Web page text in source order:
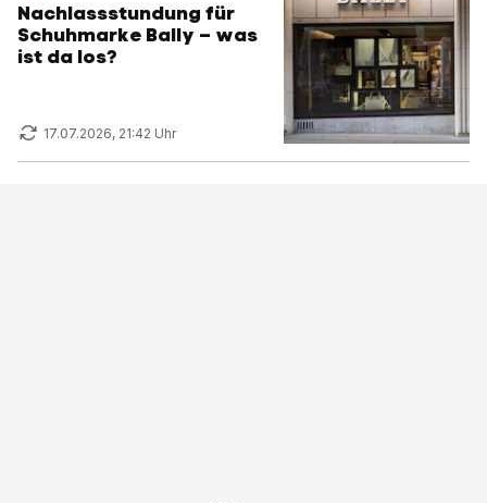
Nachlassstundung für
Schuhmarke Bally – was
ist da los?
17.07.2026, 21:42 Uhr